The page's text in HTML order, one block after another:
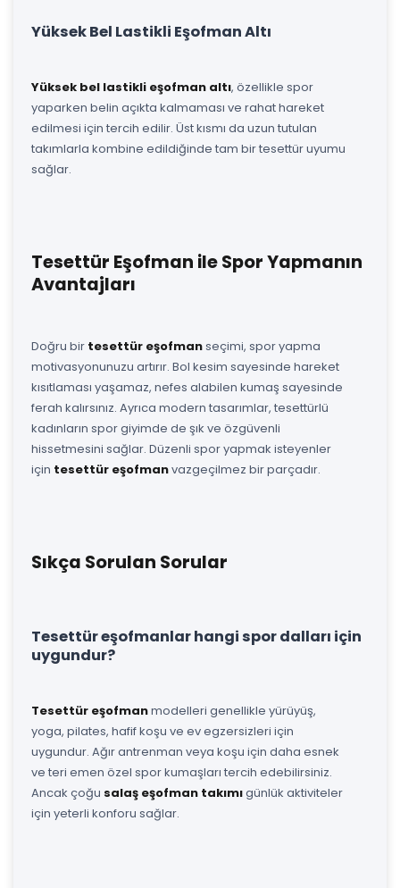
Yüksek Bel Lastikli Eşofman Altı
Yüksek bel lastikli eşofman altı, özellikle spor
yaparken belin açıkta kalmaması ve rahat hareket
edilmesi için tercih edilir. Üst kısmı da uzun tutulan
takımlarla kombine edildiğinde tam bir tesettür uyumu
sağlar.
Tesettür Eşofman ile Spor Yapmanın
Avantajları
Doğru bir tesettür eşofmanseçimi, spor yapma
motivasyonunuzu artırır. Bol kesim sayesinde hareket
kısıtlaması yaşamaz, nefes alabilen kumaş sayesinde
ferah kalırsınız. Ayrıca modern tasarımlar, tesettürlü
kadınların spor giyimde de şık ve özgüvenli
hissetmesini sağlar. Düzenli spor yapmak isteyenler
için tesettür eşofmanvazgeçilmez bir parçadır.
Sıkça Sorulan Sorular
Tesettür eşofmanlar hangi spor dalları için
uygundur?
Tesettür eşofmanmodelleri genellikle yürüyüş,
yoga, pilates, hafif koşu ve ev egzersizleri için
uygundur. Ağır antrenman veya koşu için daha esnek
ve teri emen özel spor kumaşları tercih edebilirsiniz.
Ancak çoğu salaş eşofman takımıgünlük aktiviteler
için yeterli konforu sağlar.